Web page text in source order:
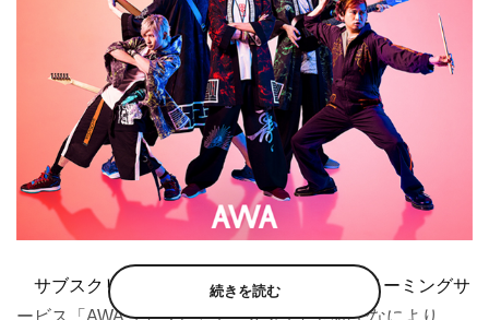
サブスクリプション型（定額制）音楽ストリーミングサ
ービス「AWA（アワ）」で、オメでたい頭でなにより
続きを読む